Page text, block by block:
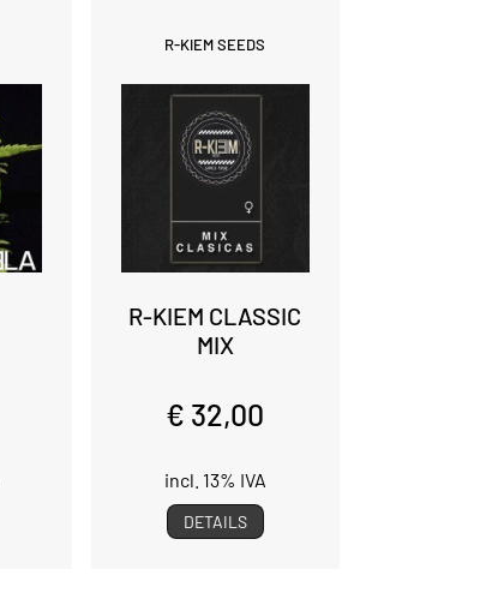
R-KIEM SEEDS
R-KIEM CLASSIC
MIX
€ 32,00
incl. 13% IVA
DETAILS